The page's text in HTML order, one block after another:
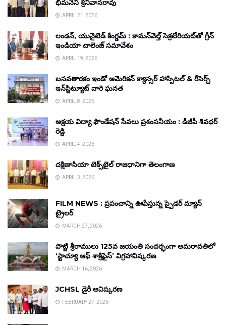
భీమనేని శ్రీనివాసరావు
APRIL 21, 2026
లండన్, యునైటెడ్ కింగ్డమ్ : కామన్‌వెల్త్ సెక్రటేరియట్‌తో గ్రీన్
ఇండియా చాలెంజ్ సమావేశం
APRIL 19, 2026
బసవతారకం ఇండో అమెరికన్ క్యాన్సర్ హాస్పిటల్ & రీసెర్చ్
ఇన్‌స్టిట్యూట్ వారి ఘనత
APRIL 8, 2026
అక్షయ విద్యా ఫౌండేషన్ సేవలు ప్రశంసనీయం : డీజీపీ శివధర్
రెడ్డి
APRIL 4, 2026
దక్షిణాసియా టెక్స్‌టైల్ రాజధానిగా తెలంగాణ
APRIL 3, 2026
FILM NEWS : ప్రపంచాన్ని ఊపేస్తున్న స్పైడర్ మ్యాన్
ట్రైలర్
MARCH 27, 2026
పొట్టి శ్రీరాములు 125వ జయంతి సందర్భంగా అమరావతిలో
‘స్టాచ్యూ ఆఫ్ శాక్రిఫైస్’ విగ్రహావిష్కరణ
MARCH 16, 2026
JCHSL డైరీ ఆవిష్కరణ
FEBRUARY 27, 2026